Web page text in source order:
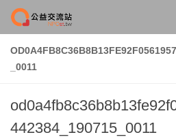
Skip to content
_0011
442384_190715_0011